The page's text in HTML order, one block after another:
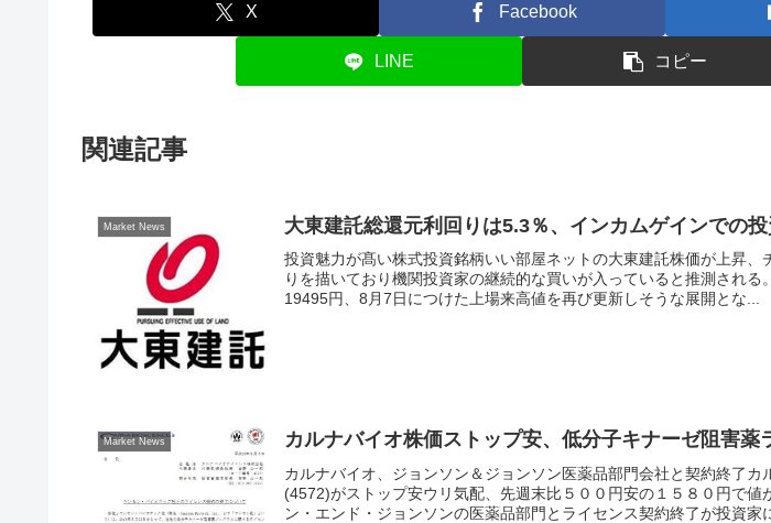
X Facebook
LINE コピー
関連記事
Market News 大東建託総還元利回りは5.3％、インカムゲインでの
投資魅力が髙い株式投資銘柄いい部屋ネットの大東建託株価が上昇、
りを描いており機関投資家の継続的な買いが入っていると推測される
19495円、8月7日につけた上場来高値を再び更新しそうな展開とな...
Market News カルナバイオ株価ストップ安、低分子キナーゼ阻害薬
カルナバイオ、ジョンソン＆ジョンソン医薬品部門会社と契約終了カ
(4572)がストップ安ウリ気配、先週末比５００円安の１５８０円で値
ン・エンド・ジョンソンの医薬品部門とライセンス契約終了が投資家